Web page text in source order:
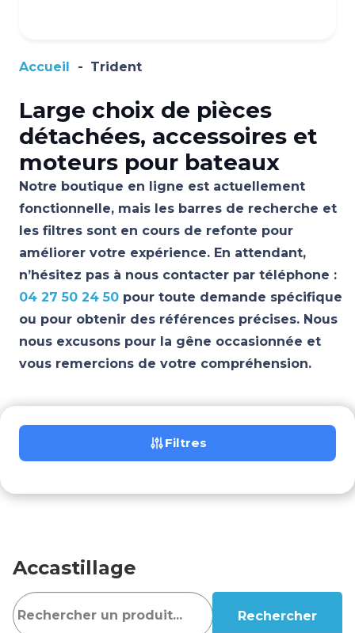
Accueil - Trident
Large choix de pièces
détachées, accessoires et
moteurs pour bateaux
Notre boutique en ligne est actuellement
fonctionnelle, mais les barres de recherche et
les filtres sont en cours de refonte pour
améliorer votre expérience. En attendant,
n’hésitez pas à nous contacter par téléphone :
04 27 50 24 50 pour toute demande spécifique
ou pour obtenir des références précises. Nous
nous excusons pour la gêne occasionnée et
vous remercions de votre compréhension.
Filtres
Accastillage
Rechercher